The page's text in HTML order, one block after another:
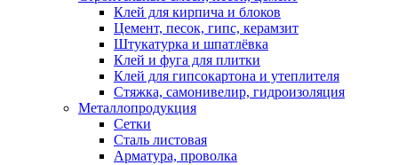
Клей для кирпича и блоков
Цемент, песок, гипс, керамзит
Штукатурка и шпатлёвка
Клей и фуга для плитки
Клей для гипсокартона и утеплителя
Стяжка, самонивелир, гидроизоляция
Металлопродукция
Сетки
Сталь листовая
Арматура, проволка